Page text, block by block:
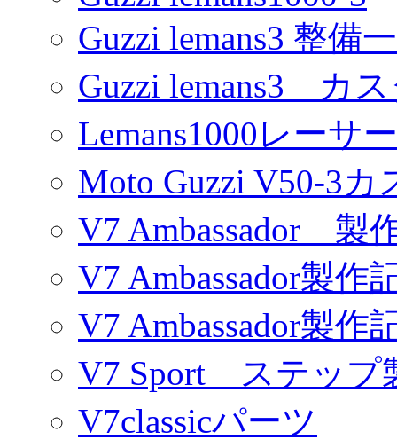
Guzzi lemans3 整備
Guzzi lemans3 カ
Lemans1000レーサ
Moto Guzzi V50-3カ
V7 Ambassador 製
V7 Ambassador製作
V7 Ambassador製作
V7 Sport ステップ
V7classicパーツ